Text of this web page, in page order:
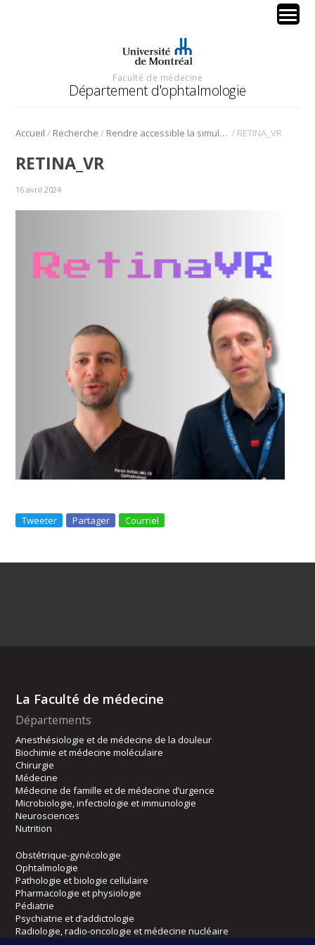
Faculté de médecine
Département d'ophtalmologie
Accueil / Recherche / Rendre accessible la simulation des chirurgies rétiniennes par réalité virtuelle / RETINA_VR
RETINA_VR
16 avril 2024
Tweeter Partager Courriel
La Faculté de médecine
Départements
Anesthésiologie et de médecine de la douleur
Biochimie et médecine moléculaire
Chirurgie
Médecine
Médecine de famille et de médecine d’urgence
Microbiologie, infectiologie et immunologie
Neurosciences
Nutrition
Obstétrique-gynécologie
Ophtalmologie
Pathologie et biologie cellulaire
Pharmacologie et physiologie
Pédiatrie
Psychiatrie et d’addictologie
Radiologie, radio-oncologie et médecine nucléaire